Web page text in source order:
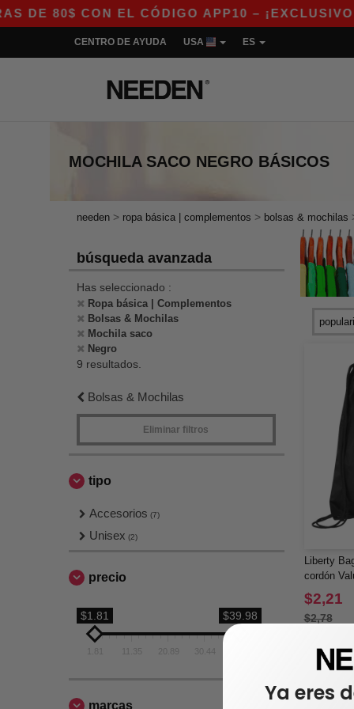
80$ CON EL CÓDIGO APP10 – ¡EXCLUSIVO EN
CENTRO DE AYUDA USA ES
MOCHILA SACO NEGRO BÁSICOS
needen > ropa básica | complementos > bolsas & mochilas
búsqueda avanzada
Has seleccionado :
Ropa básica | Complementos
Bolsas & Mochilas
Mochila saco
Negro
9 resultados.
Bolsas & Mochilas
Eliminar filtros
tipo
Accesorios (7)
Unisex (2)
precio
$1.81 $39.98
11.35 30.44
marcas
Liberty
cordón
$2,21
$2,78
Ya eres